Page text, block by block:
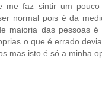
me faz sintir um pouco
normal pois é da
maioria das pessoas
o que é errado
mas isto é só a minha